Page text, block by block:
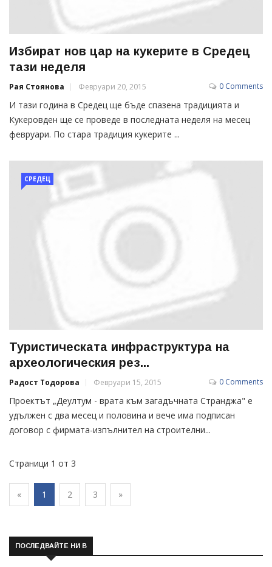
Избират нов цар на кукерите в Средец
тази неделя
Рая Стоянова Февруари 20, 2015 0 Comments
И тази година в Средец ще бъде спазена традицията и
Кукеровден ще се проведе в последната неделя на месец
февруари. По стара традиция кукерите ...
СРЕДЕЦ
Туристическата инфраструктура на
археологическия рез...
Радост Тодорова Февруари 15, 2015 0 Comments
Проектът „Деултум - врата към загадъчната Странджа" е
удължен с два месец и половина и вече има подписан
договор с фирмата-изпълнител на строителни...
Страници 1 от 3
« 1 2 3 »
ПОСЛЕДВАЙТЕ НИ В